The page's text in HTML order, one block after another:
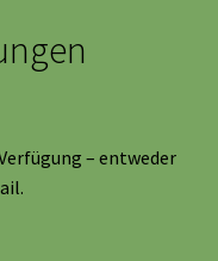
– entweder